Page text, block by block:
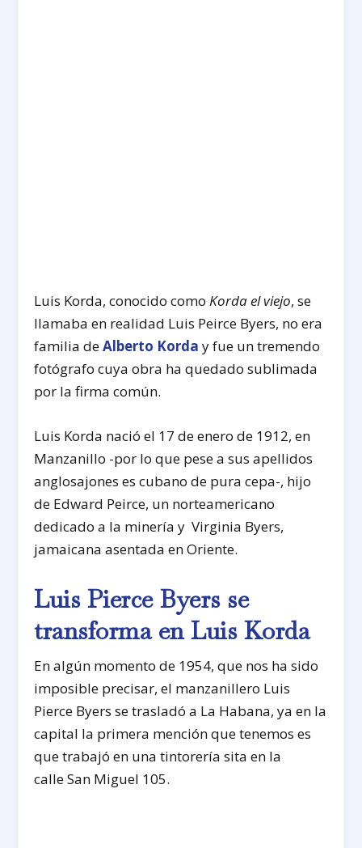
Luis Korda, conocido comoKorda el viejo, se
llamaba en realidad Luis Peirce Byers, no era
familia deAlberto Korda y fue un tremendo
fotógrafo cuya obra ha quedado sublimada
por la firma común.
Luis Korda nació el 17 de enero de 1912, en
Manzanillo -por lo que pese a sus apellidos
anglosajones es cubano de pura cepa-, hijo
de Edward Peirce, un norteamericano
dedicado a la minería y Virginia Byers,
jamaicana asentada en Oriente.
Luis Pierce Byers se
transforma en Luis Korda
En algún momento de 1954, que nos ha sido
imposible precisar, el manzanillero Luis
Pierce Byers se trasladó a La Habana, ya en la
capital la primera mención que tenemos es
que trabajó en una tintorería sita en la
calle San Miguel 105.